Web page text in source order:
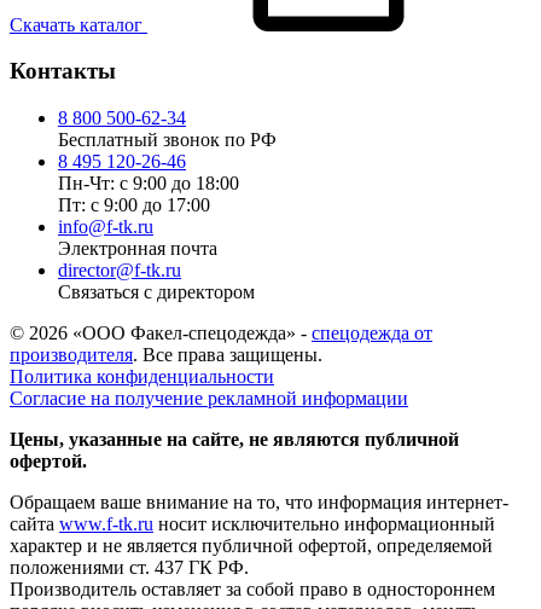
Скачать каталог
Контакты
8 800 500-62-34
Бесплатный звонок по РФ
8 495 120-26-46
Пн-Чт: с 9:00 до 18:00
Пт: с 9:00 до 17:00
info@f-tk.ru
Электронная почта
director@f-tk.ru
Связаться с директором
© 2026 «ООО Факел-спецодежда» - спецодежда от
производителя. Все права защищены.
Политика конфиденциальности
Согласие на получение рекламной информации
Цены, указанные на сайте, не являются публичной
офертой.
Обращаем ваше внимание на то, что информация интернет-
сайта www.f-tk.ru носит исключительно информационный
характер и не является публичной офертой, определяемой
положениями ст. 437 ГК РФ.
Производитель оставляет за собой право в одностороннем